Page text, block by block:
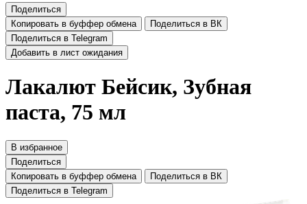
Поделиться
Копировать в буффер обмена
Поделиться в ВК
Поделиться в Telegram
Добавить в лист ожидания
Лакалют Бейсик, Зубная
паста, 75 мл
В избранное
Поделиться
Копировать в буффер обмена
Поделиться в ВК
Поделиться в Telegram